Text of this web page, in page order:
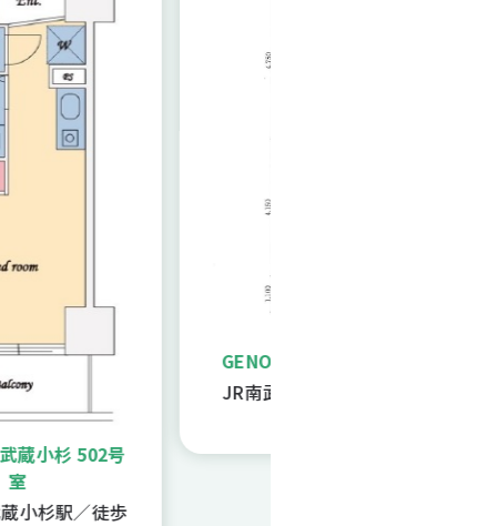
杉 502号
駅／徒歩
GENOVIA中野島 322号室
JR南武線中野島駅／徒歩